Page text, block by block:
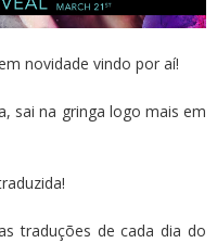
novidade vindo por aí!
sai na gringa logo mais em
traduções de cada dia do